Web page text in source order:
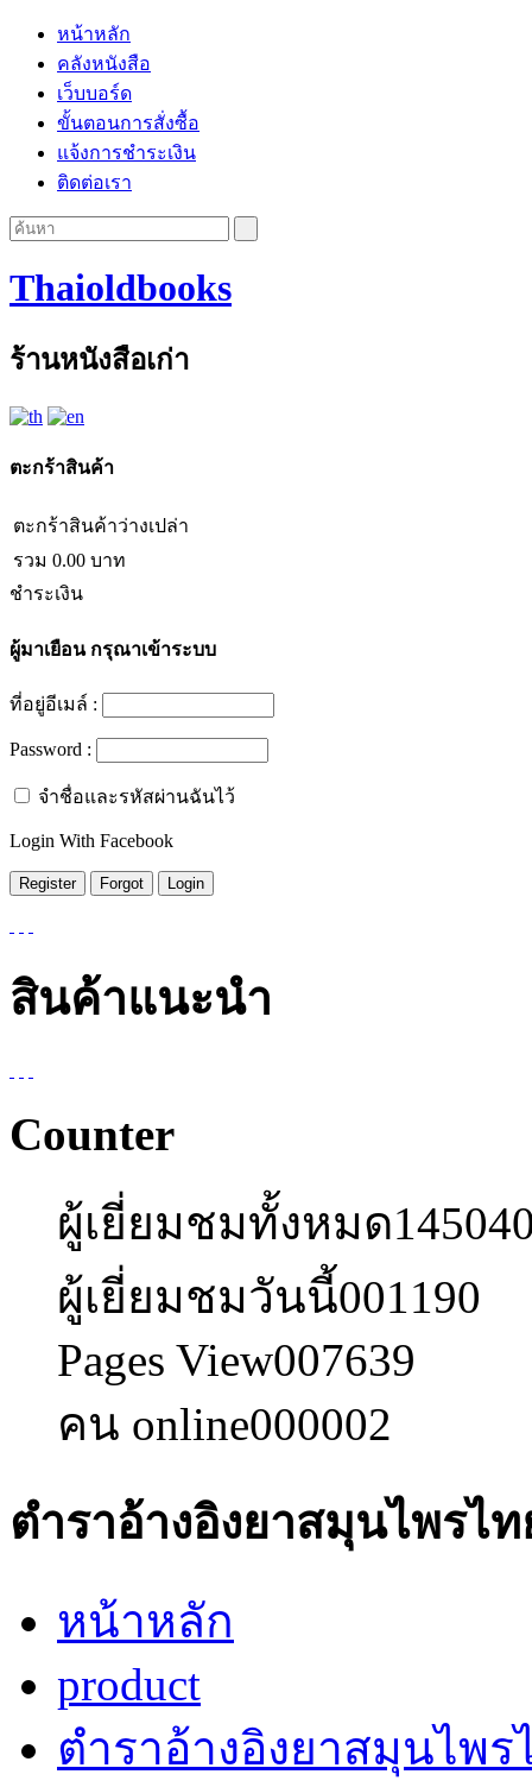
หน้าหลัก
คลังหนังสือ
เว็บบอร์ด
ขั้นตอนการสั่งซื้อ
แจ้งการชำระเงิน
ติดต่อเรา
Thaioldbooks
ร้านหนังสือเก่า
ตะกร้าสินค้า
ตะกร้าสินค้าว่างเปล่า
รวม 0.00 บาท
ชำระเงิน
ผู้มาเยือนกรุณาเข้าระบบ
ที่อยู่อีเมล์ :
Password :
จำชื่อและรหัสผ่านฉันไว้
Login With Facebook
สินค้าแนะนำ
Counter
ผู้เยี่ยมชมทั้งหมด
ผู้เยี่ยมชมวันนี้001190
Pages View007639
คน online000002
ตำราอ้างอิงยาสมุนไพรไ
หน้าหลัก
product
ตำราอ้างอิงยาสมุนไพร